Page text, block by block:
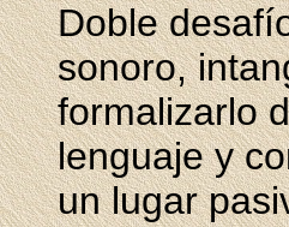
Doble
sonoro,
formalizarlo
lenguaje y
un lugar